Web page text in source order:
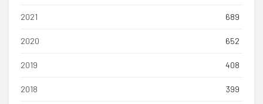
2021 689
2020 652
2019 408
2018 399